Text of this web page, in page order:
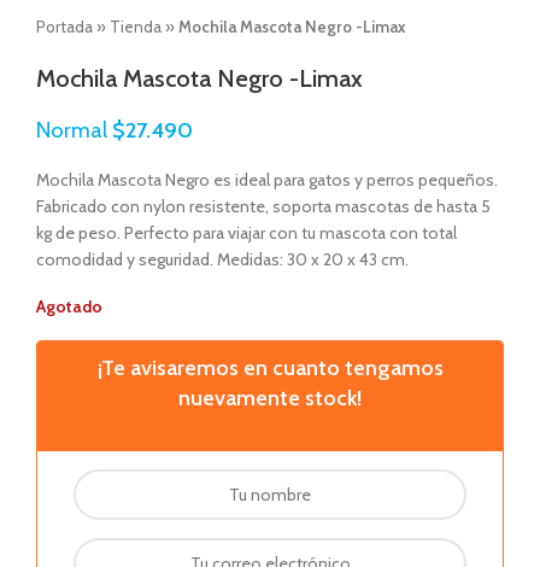
Portada » Tienda »Mochila Mascota Negro -Limax
Mochila Mascota Negro -Limax
Normal $27.490
Mochila Mascota Negro es ideal para gatos y perros pequeños.
Fabricado con nylon resistente, soporta mascotas de hasta 5
kg de peso. Perfecto para viajar con tu mascota con total
comodidad y seguridad. Medidas: 30 x 20 x 43 cm.
Agotado
¡Te avisaremos en cuanto tengamos
nuevamente stock!